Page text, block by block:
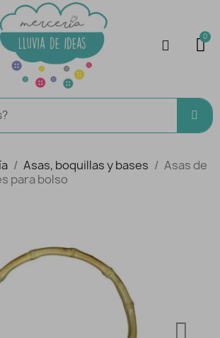
Asas, boquillas y bases
Asas de
para bolso